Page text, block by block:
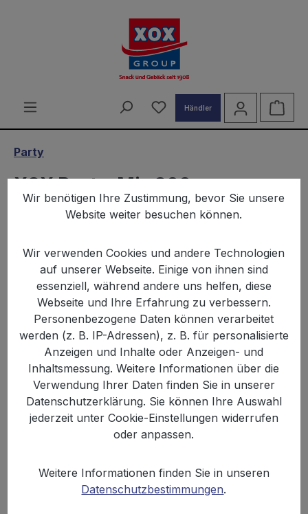
Du hast 0 Produkte auf
Händler
Party
XOX Party-Mix 300g
Bildergalerie überspringen
2,69 € 8,97 € / 1 kg
Wir benötigen Ihre Zustimmung, bevor Sie unsere
Website weiter besuchen können.
Wir verwenden Cookies und andere Technologien
auf unserer Webseite. Einige von ihnen sind
essenziell, während andere uns helfen, diese
Webseite und Ihre Erfahrung zu verbessern.
Personenbezogene Daten können verarbeitet
werden (z. B. IP-Adressen), z. B. für personalisierte
Anzeigen und Inhalte oder Anzeigen- und
Inhaltsmessung. Weitere Informationen über die
Verwendung Ihrer Daten finden Sie in unserer
Datenschutzerklärung. Sie können Ihre Auswahl
jederzeit unter Cookie-Einstellungen widerrufen
oder anpassen.
Weitere Informationen finden Sie in unseren
Datenschutzbestimmungen.